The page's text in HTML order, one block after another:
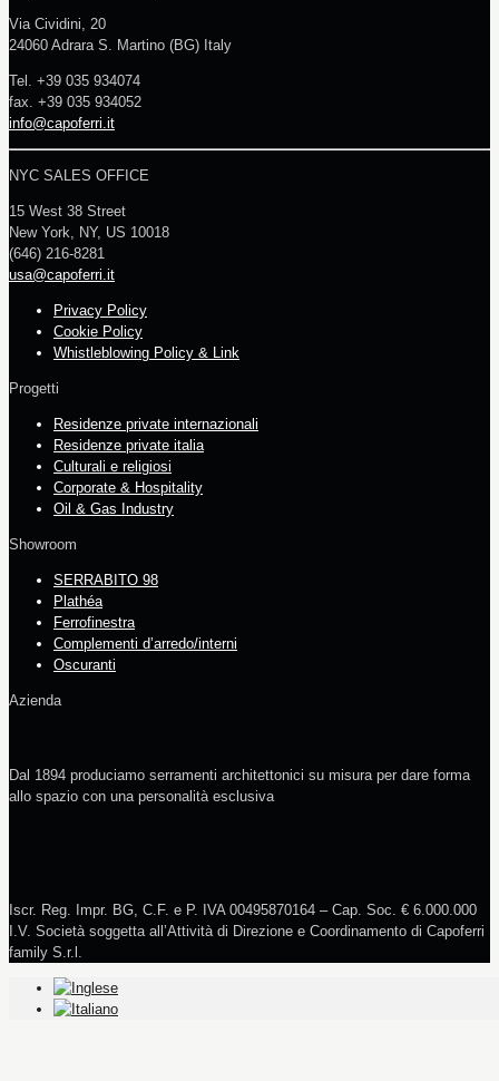
Via Cividini, 20
24060 Adrara S. Martino (BG) Italy
Tel. +39 035 934074
fax. +39 035 934052
info@capoferri.it
NYC SALES OFFICE
15 West 38 Street
New York, NY, US 10018
(646) 216-8281
usa@capoferri.it
Privacy Policy
Cookie Policy
Whistleblowing Policy & Link
Progetti
Residenze private internazionali
Residenze private italia
Culturali e religiosi
Corporate & Hospitality
Oil & Gas Industry
Showroom
SERRABITO 98
Plathéa
Ferrofinestra
Complementi d’arredo/interni
Oscuranti
Azienda
Dal 1894 produciamo serramenti architettonici su misura per dare forma
allo spazio con una personalità esclusiva
Iscr. Reg. Impr. BG, C.F. e P. IVA 00495870164 – Cap. Soc. € 6.000.000
I.V. Società soggetta all’Attività di Direzione e Coordinamento di Capoferri
family S.r.l.